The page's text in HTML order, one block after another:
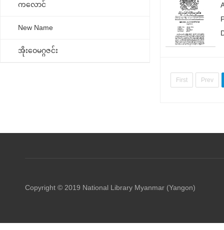
ကလောင်
New Name
အိုးဝေမဂ္ဂဇင်း
First Prev
Copyright © 2019 National Library Myanmar (Yangon)